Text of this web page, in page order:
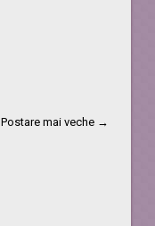
Postare mai veche →